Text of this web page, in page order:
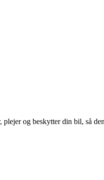
og beskytter din bil, så